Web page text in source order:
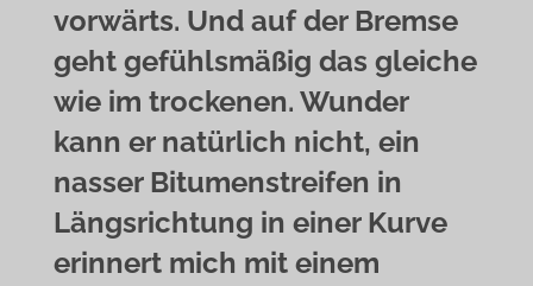
vorwärts. Und auf der Bremse
geht gefühlsmäßig das gleiche
wie im trockenen. Wunder
kann er natürlich nicht, ein
nasser Bitumenstreifen in
Längsrichtung in einer Kurve
erinnert mich mit einem